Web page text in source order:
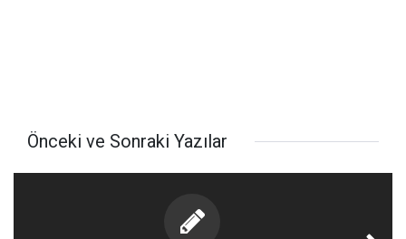
Önceki ve Sonraki Yazılar